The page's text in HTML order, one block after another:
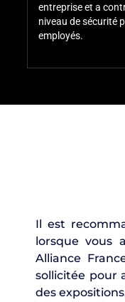
entreprise et a
niveau de sécurité
employés.
Il est
lorsque vous
Alliance
sollicitée pour
des